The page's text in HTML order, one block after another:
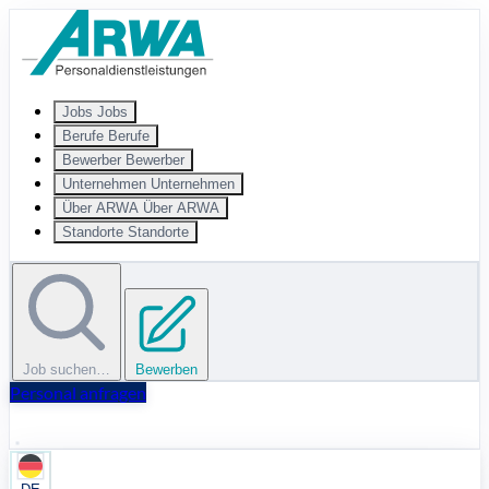
Zum Hauptinhalt springen
Jobs Jobs
Berufe Berufe
Bewerber Bewerber
Unternehmen Unternehmen
Über ARWA Über ARWA
Standorte Standorte
Job suchen… Bewerben
Personal anfragen